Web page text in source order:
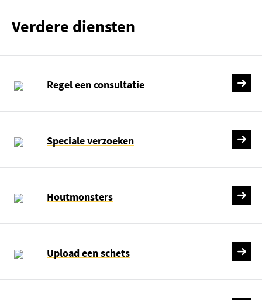
Verdere diensten
Regel een consultatie
Speciale verzoeken
Houtmonsters
Upload een schets